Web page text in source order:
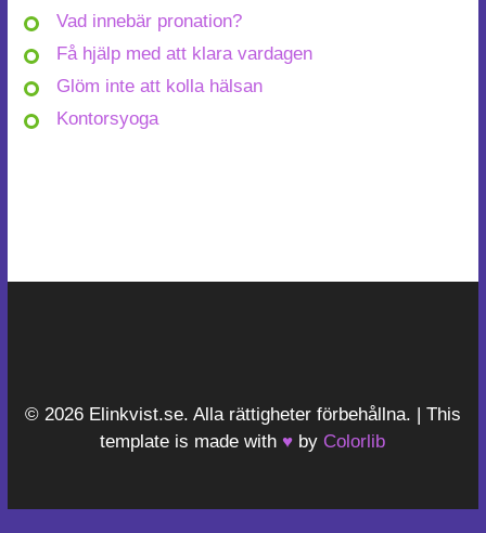
Vad innebär pronation?
Få hjälp med att klara vardagen
Glöm inte att kolla hälsan
Kontorsyoga
© 2026 Elinkvist.se. Alla rättigheter förbehållna. | This
template is made with ♥ by Colorlib